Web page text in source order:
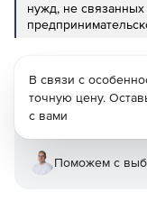
нужд, не
В связи с
точную цену.
с вами
Поможем с